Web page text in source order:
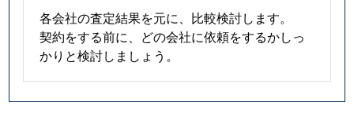
各会社の査定結果を元に、比較検討します。
契約をする前に、どの会社に依頼をするかしっ
かりと検討しましょう。